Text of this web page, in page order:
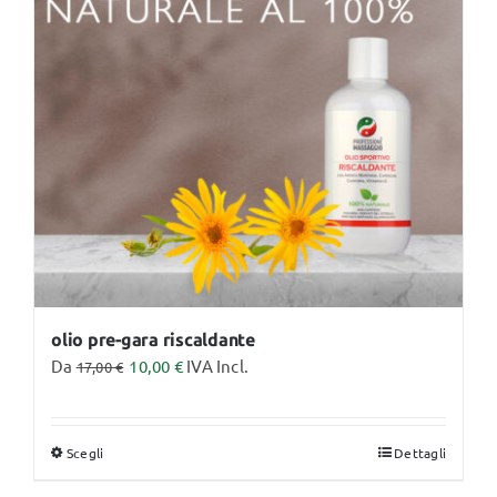
opzioni
prodotto
olio pre-gara riscaldante
Da17,00€ 10,00 €IVA Incl.
Scegli Dettagli